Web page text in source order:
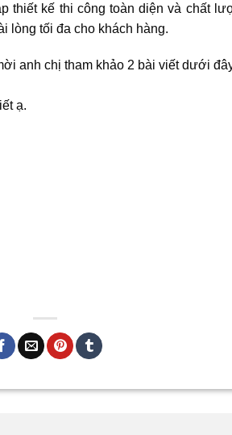
thiết kế thi công toàn diện và chất
lòng tối đa cho khách hàng.
anh chị tham khảo 2 bài viết dưới
ạ.